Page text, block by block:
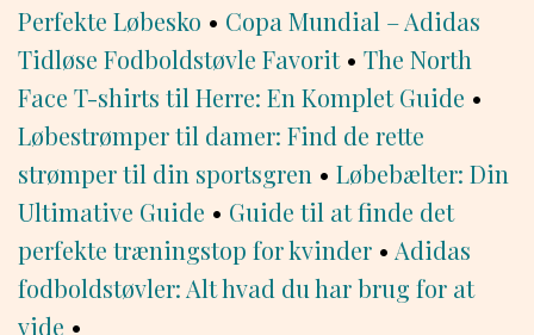
Perfekte Løbesko • Copa Mundial – Adidas
Tidløse Fodboldstøvle Favorit• The North
Face T-shirts til Herre: En Komplet Guide •
Løbestrømper til damer: Find de rette
strømper til din sportsgren • Løbebælter: Din
Ultimative Guide • Guide til at finde det
perfekte træningstop for kvinder • Adidas
fodboldstøvler: Alt hvad du har brug for at
vide •